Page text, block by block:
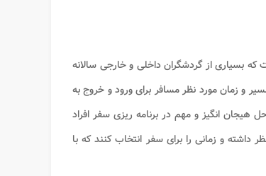
بسیاری از گردشگران داخلی و خارجی سالانه
و زمان مورد نظر مسافر برای ورود و خروج به
هیجان انگیز و مهم در برنامه ریزی سفر افراد
داشته و زمانی را برای سفر انتخاب کنند که با